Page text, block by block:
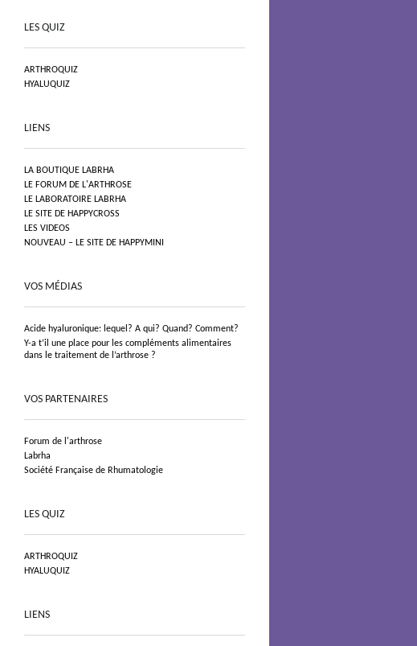
LES QUIZ
ARTHROQUIZ
HYALUQUIZ
LIENS
LA BOUTIQUE LABRHA
LE FORUM DE L'ARTHROSE
LE LABORATOIRE LABRHA
LE SITE DE HAPPYCROSS
LES VIDEOS
NOUVEAU – LE SITE DE HAPPYMINI
VOS MÉDIAS
Acide hyaluronique: lequel? A qui? Quand? Comment?
Y-a t’il une place pour les compléments alimentaires
dans le traitement de l’arthrose ?
VOS PARTENAIRES
Forum de l'arthrose
Labrha
Société Française de Rhumatologie
LES QUIZ
ARTHROQUIZ
HYALUQUIZ
LIENS